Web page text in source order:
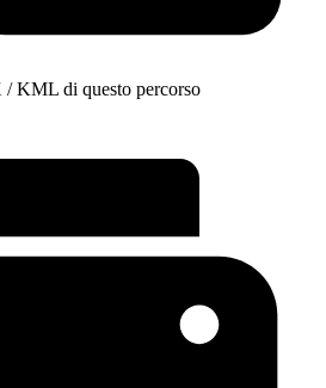
KML di questo percorso